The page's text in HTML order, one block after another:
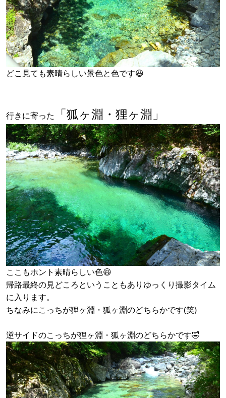
どこ見ても素晴らしい景色と色です😆
行きに寄った 「狐ヶ淵・狸ヶ淵」
ここもホント素晴らしい色😆
帰路最終の見どころということもありゆっくり撮影タイム
に入ります。
ちなみにこっちが狸ヶ淵・狐ヶ淵のどちらかです(笑)
逆サイドのこっちが狸ヶ淵・狐ヶ淵のどちらかです🤣